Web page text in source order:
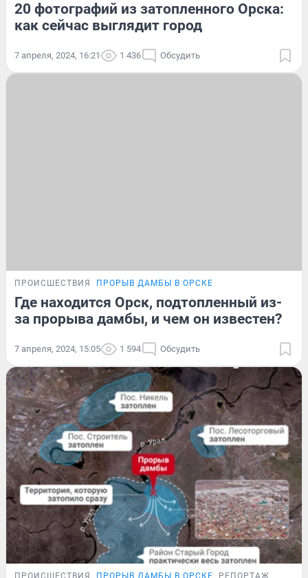
20 фотографий из затопленного Орска:
как сейчас выглядит город
7 апреля, 2024, 16:21 1 436 Обсудить
ПРОИСШЕСТВИЯ ПРОРЫВ ДАМБЫ В ОРСКЕ
Где находится Орск, подтопленный из-
за прорыва дамбы, и чем он известен?
7 апреля, 2024, 15:05 1 594 Обсудить